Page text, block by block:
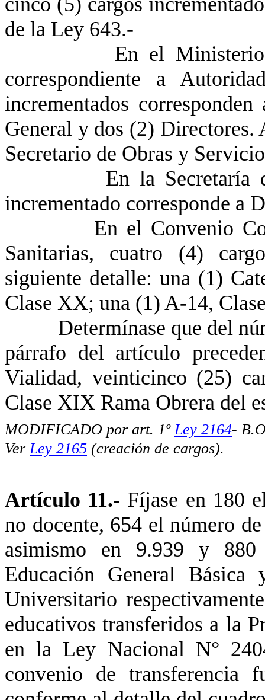
de la Ley 643.-
En el Ministerio de
correspondiente a
incrementados
General y dos (2)
Secretario de Obras y
En la Secretaría de
incrementado corresponde a
En el Convenio
Sanitarias, cuatro (4)
siguiente detalle: una (1)
Clase XX; una (1) A-14,
Determínase que del
párrafo del artículo
Vialidad, veinticinco (25)
Clase XIX Rama Obrera del
MODIFICADO por art. 1ºLey 2164-
VerLey 2165 (creación de cargos).
Artículo 11.- Fíjase en 180
no docente, 654 el número
asimismo en 9.939 y
Educación General
Universitario
educativos transferidos a la
en la Ley Nacional N°
convenio de transferencia